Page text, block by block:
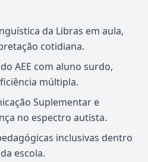
da Libras em aula,
cotidiana.
AEE com aluno surdo,
múltipla.
Suplementar e
no espectro autista.
inclusivas dentro
escola.